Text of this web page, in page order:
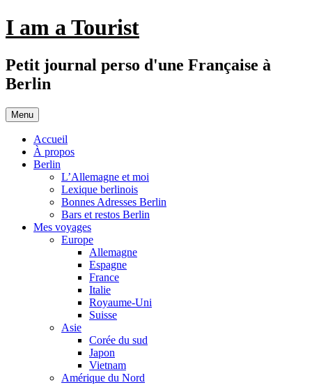
Aller
au
I am a Tourist
Petit journal perso d'une Française à
Berlin
Menu
Accueil
À propos
Berlin
L’Allemagne et moi
Lexique berlinois
Bonnes Adresses Berlin
Bars et restos Berlin
Mes voyages
Europe
Allemagne
Espagne
France
Italie
Royaume-Uni
Suisse
Asie
Corée du sud
Japon
Vietnam
Amérique du Nord